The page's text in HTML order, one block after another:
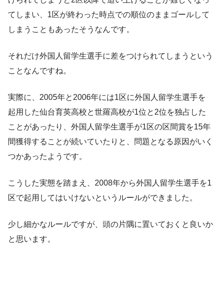
てしまい、1区が終わった時点での順位のままゴールして
しまうこともあったそうなんです。
それだけ外国人留学生選手に差をつけられてしまうという
ことなんですね。
実際に、2005年と2006年には1区に外国人留学生選手を
起用した仙台育英高校と世羅高校が1位と2位を独占した
ことがあったり、外国人留学生選手が1区の区間賞を15年
間獲得することが続いていたりと、問題となる原因がいく
つかあったようです。
こうした実態を踏まえ、2008年から外国人留学生選手を1
区で起用してはいけないというルールができました。
少し細かなルールですが、頭の片隅に置いておくと良いか
と思います。